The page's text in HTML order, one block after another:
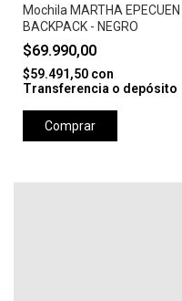
Mochila MARTHA EPECUEN
BACKPACK - NEGRO
$69.990,00
$59.491,50 con
Transferencia o depósito
Comprar